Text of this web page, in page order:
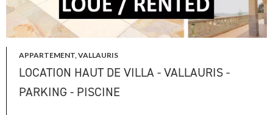
APPARTEMENT, VALLAURIS
LOCATION HAUT DE VILLA - VALLAURIS -
PARKING - PISCINE